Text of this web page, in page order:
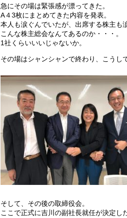
急にその場は緊張感が漂ってきた。
A４3枚にまとめてきた内容を発表。
本人も涙ぐんでいたが、出席する株主も
こんな株主総会なんてあるのか・・・。
1社くらいいいじゃないか。
その場はシャンシャンで終わり、こうし
そして、その後の取締役会。
ここで正式に吉川の副社長就任が決定し